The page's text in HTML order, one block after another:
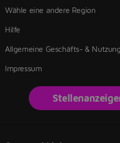
Wähle eine andere Region
Hilfe
Allgemeine Geschäfts- &
Impressum